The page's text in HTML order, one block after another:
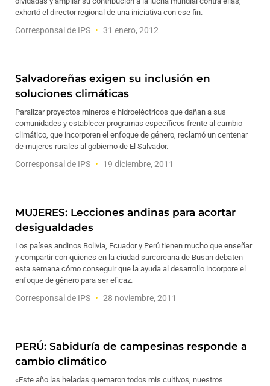
exhortó el director regional de una iniciativa con ese fin.
Corresponsal de IPS 31 enero, 2012
Salvadoreñas exigen su inclusión en
soluciones climáticas
Paralizar proyectos mineros e hidroeléctricos que dañan a sus
comunidades y establecer programas específicos frente al cambio
climático, que incorporen el enfoque de género, reclamó un centenar
de mujeres rurales al gobierno de El Salvador.
Corresponsal de IPS 19 diciembre, 2011
MUJERES: Lecciones andinas para acortar
desigualdades
Los países andinos Bolivia, Ecuador y Perú tienen mucho que enseñar
y compartir con quienes en la ciudad surcoreana de Busan debaten
esta semana cómo conseguir que la ayuda al desarrollo incorpore el
enfoque de género para ser eficaz.
Corresponsal de IPS 28 noviembre, 2011
PERÚ: Sabiduría de campesinas responde a
cambio climático
«Este año las heladas quemaron todos mis cultivos, nuestros